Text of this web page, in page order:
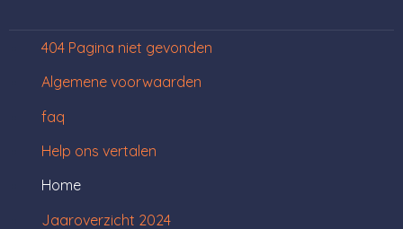
404 Pagina niet gevonden
Algemene voorwaarden
faq
Help ons vertalen
Home
Jaaroverzicht 2024